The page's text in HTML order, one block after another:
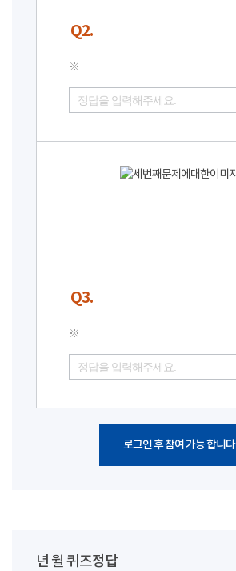
Q2.
※
Q3.
※
로그인 후 참여 가능 합니다
년 월 퀴즈정답